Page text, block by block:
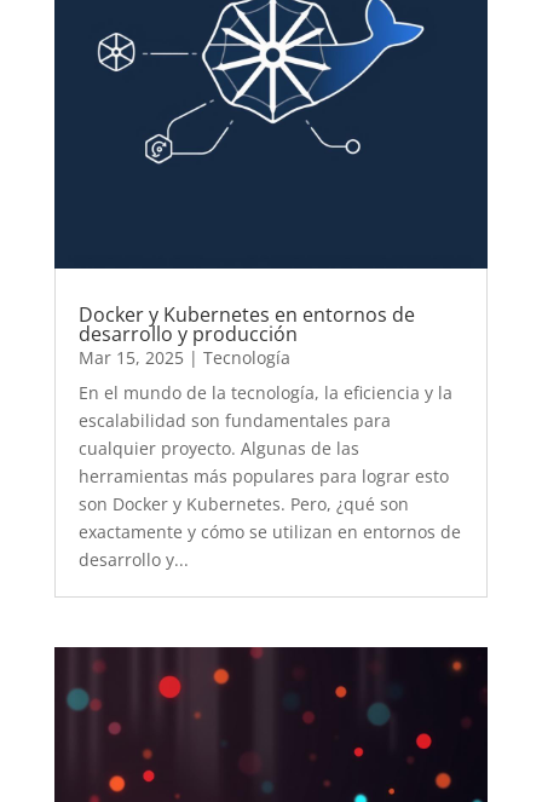
Docker y Kubernetes en entornos de
desarrollo y producción
Mar 15, 2025| Tecnología
En el mundo de la tecnología, la eficiencia y la
escalabilidad son fundamentales para
cualquier proyecto. Algunas de las
herramientas más populares para lograr esto
son Docker y Kubernetes. Pero, ¿qué son
exactamente y cómo se utilizan en entornos de
desarrollo y...